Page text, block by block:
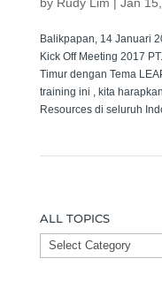
Balikpapan, 14 Januari
Kick Off Meeting 2017
Timur dengan Tema
training ini , kita
Resources di seluruh
ALL TOPICS
ALL
TOPICS